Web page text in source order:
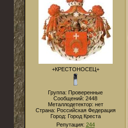
+КРЕСТОНОСЕЦ+
Группа: Проверенные
Сообщений: 2448
Металлодетектор: нет
Страна: Российская Федерация
Город: Город Креста
Репутация: 244